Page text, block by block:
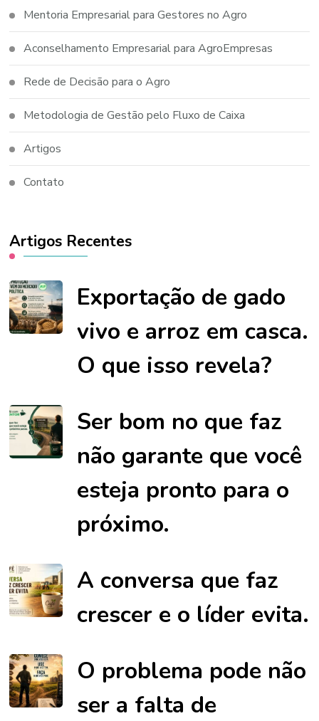
Mentoria Empresarial para Gestores no Agro
Aconselhamento Empresarial para AgroEmpresas
Rede de Decisão para o Agro
Metodologia de Gestão pelo Fluxo de Caixa
Artigos
Contato
Artigos Recentes
Exportação de gado
vivo e arroz em casca.
O que isso revela?
Ser bom no que faz
não garante que você
esteja pronto para o
próximo.
A conversa que faz
crescer e o líder evita.
O problema pode não
ser a falta de